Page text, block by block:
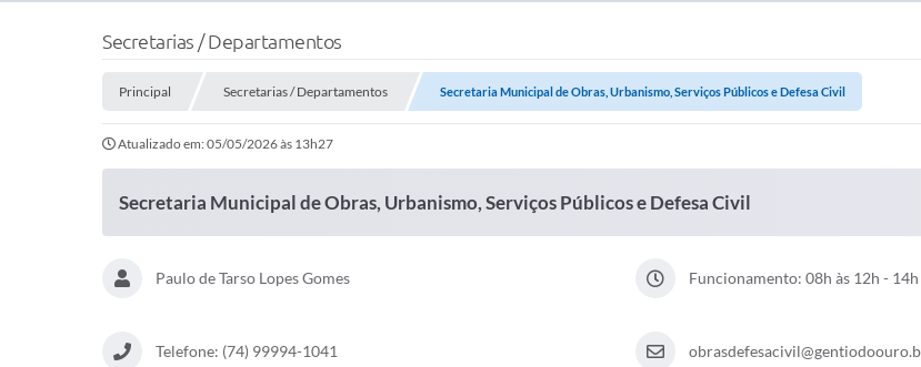
Secretarias / Departamentos
Principal Secretarias / Departamentos Secretaria Municipal de Obras, Urbanismo, Serviços Públicos e Defesa Civil
Atualizado em: 05/05/2026 às 13h27
Secretaria Municipal de Obras, Urbanismo, Serviços Públicos e Defesa Civil
Paulo de Tarso Lopes Gomes Funcionamento: 08h às 12h - 14h
Telefone: (74) 99994-1041